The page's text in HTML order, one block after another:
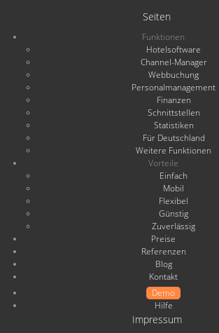
Seiten
Funktionen
Hotelsoftware
Channel-Manager
Webbuchung
Personalmanagement
Finanzen
Schnittstellen
Statistiken
Für Deutschland
Weitere Funktionen
Vorteile
Einfach
Mobil
Flexibel
Günstig
Zuverlässig
Preise
Referenzen
Blog
Kontakt
Demo
Hilfe
Impressum